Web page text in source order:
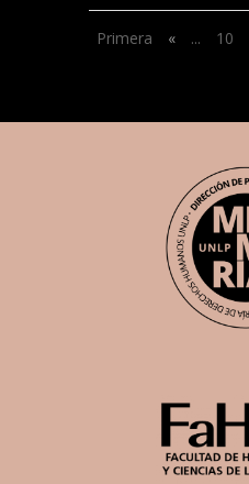
Primera « ... 10